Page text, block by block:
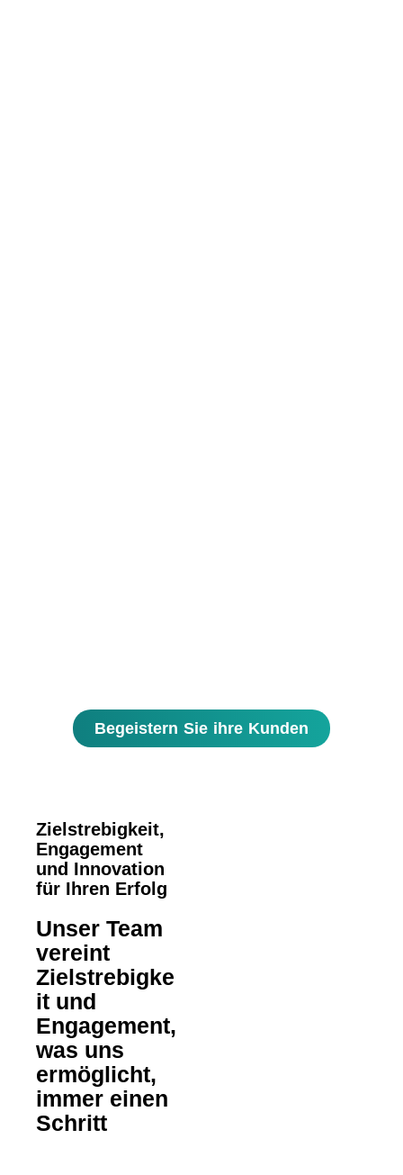
Begeistern Sie ihre Kunden
Zielstrebigkeit,
Engagement
und Innovation
für Ihren Erfolg
Unser Team
vereint
Zielstrebigke
it und
Engagement,
was uns
ermöglicht,
immer einen
Schritt